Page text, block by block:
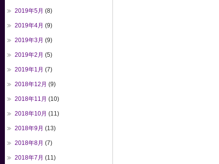
2019年5月 (8)
2019年4月 (9)
2019年3月 (9)
2019年2月 (5)
2019年1月 (7)
2018年12月 (9)
2018年11月 (10)
2018年10月 (11)
2018年9月 (13)
2018年8月 (7)
2018年7月 (11)